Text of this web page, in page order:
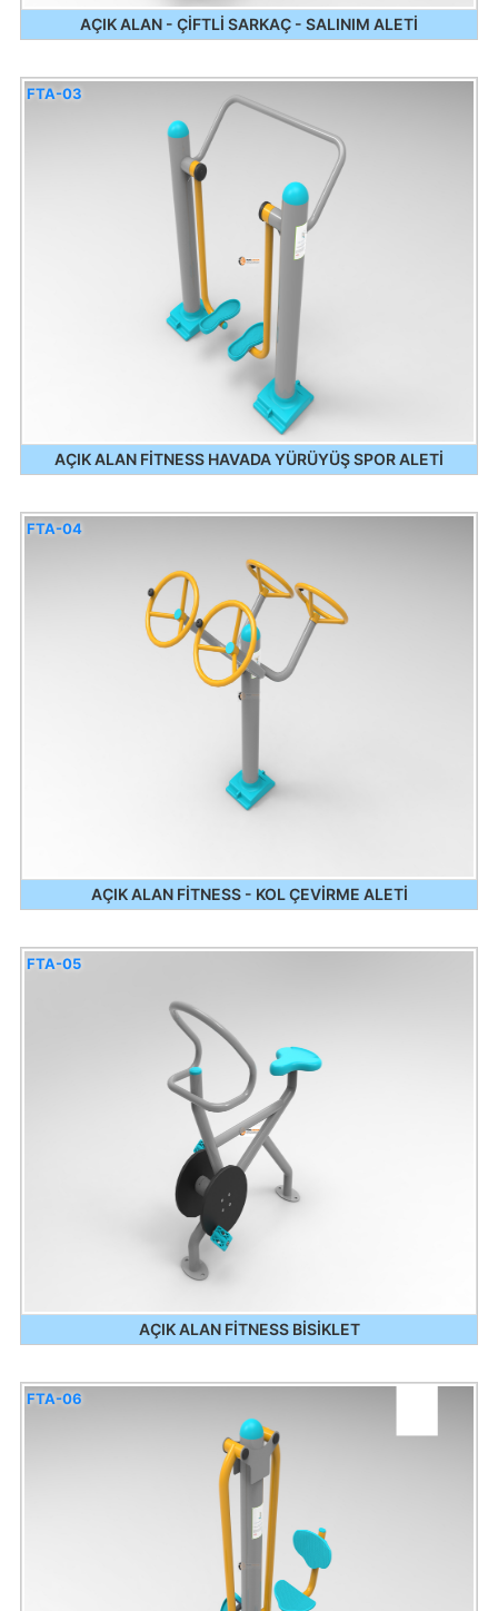
AÇIK ALAN - ÇİFTLİ SARKAÇ - SALINIM ALETİ
AÇIK ALAN FİTNESS HAVADA YÜRÜYÜŞ SPOR ALETİ
FTA-03
AÇIK ALAN FİTNESS - KOL ÇEVİRME ALETİ
FTA-04
AÇIK ALAN FİTNESS BİSİKLET
FTA-05
FTA-06